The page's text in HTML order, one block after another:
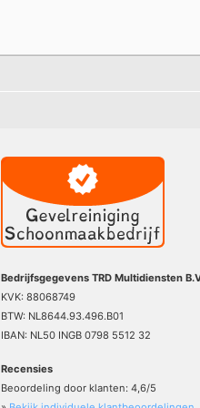
Bedrijfsgegevens TRD Multidiensten
KVK: 88068749
BTW: NL8644.93.496.B01
IBAN: NL50 INGB 0798 5512 32
Recensies
Beoordeling door klanten: 4,6/5